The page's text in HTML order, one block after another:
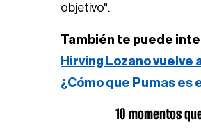
objetivo".
También te puede
Hirving Lozano vuelve
¿Cómo que Pumas es
10 momentos